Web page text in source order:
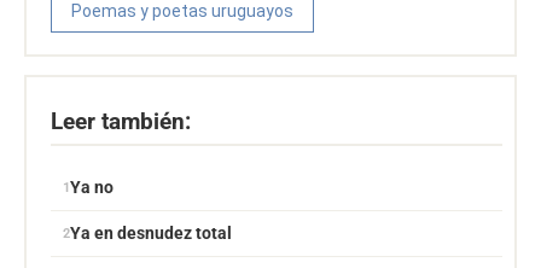
Poemas y poetas uruguayos
Leer también:
Ya no
Ya en desnudez total